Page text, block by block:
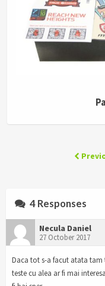
4 Responses
Necula Daniel
27 October 2017
Daca tot s-a facut atata
teste cu alea ar fi mai